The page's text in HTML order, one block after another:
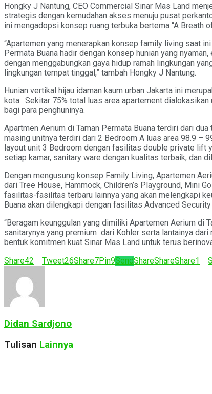
Hongky J Nantung, CEO Commercial Sinar Mas Land
strategis dengan kemudahan akses menuju pusat
ini mengadopsi konsep ruang terbuka bertema “A Breath
“Apartemen yang menerapkan konsep family living saat
Permata Buana hadir dengan konsep hunian yang
dengan menggabungkan gaya hidup ramah lingkungan
lingkungan tempat tinggal,” tambah Hongky J Nantung.
Hunian vertikal hijau idaman kaum urban Jakarta ini
kota. Sekitar 75% total luas area apartement
bagi para penghuninya.
Apartmen Aerium di Taman Permata Buana terdiri dari
masing unitnya terdiri dari 2 Bedroom A luas area 98.9 –
layout unit 3 Bedroom dengan fasilitas double private lift
setiap kamar, sanitary ware dengan kualitas terbaik, dan
Dengan mengusung konsep Family Living, Apartemen
dari Tree House, Hammock, Children’s Playground, Mini
fasilitas-fasilitas terbaru lainnya yang akan melengkapi
Buana akan dilengkapi dengan fasilitas Advanced
“Beragam keunggulan yang dimiliki Apartemen Aerium di
sanitarynya yang premium dari Kohler serta lantainya
bentuk komitmen kuat Sinar Mas Land untuk terus
Share42 Tweet26Share7Pin9SendShareShareShare1
Didan Sardjono
Tulisan Lainnya